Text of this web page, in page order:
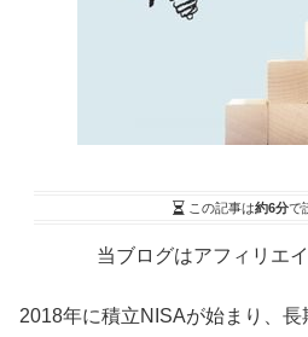
この記事は約6分で
当ブログはアフィリエ
2018年に積立NISAが始まり、長